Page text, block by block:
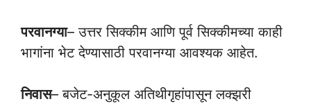
परवानग्या– उत्तर सिक्कीम आणि पूर्व सिक्कीमच्या काही
भागांना भेट देण्यासाठी परवानग्या आवश्यक आहेत.
निवास– बजेट-अनुकूल अतिथीगृहांपासून लक्झरी